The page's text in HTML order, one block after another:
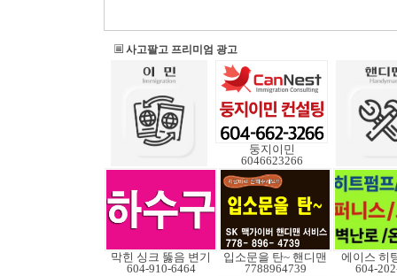
사고팔고 프리미엄 광고
둥지이민
6046623266
막힌 싱크 뚫음 변기
604-910-6464
입소문을 탄~ 핸디맨
7788964739
에이스 히
604-